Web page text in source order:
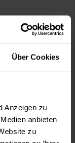
Über Cookies
Anzeigen zu
anbieten
zu